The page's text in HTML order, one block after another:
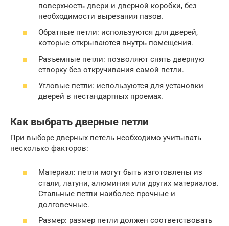
поверхность двери и дверной коробки, без
необходимости вырезания пазов.
Обратные петли: используются для дверей,
которые открываются внутрь помещения.
Разъемные петли: позволяют снять дверную
створку без откручивания самой петли.
Угловые петли: используются для установки
дверей в нестандартных проемах.
Как выбрать дверные петли
При выборе дверных петель необходимо учитывать
несколько факторов:
Материал: петли могут быть изготовлены из
стали, латуни, алюминия или других материалов.
Стальные петли наиболее прочные и
долговечные.
Размер: размер петли должен соответствовать